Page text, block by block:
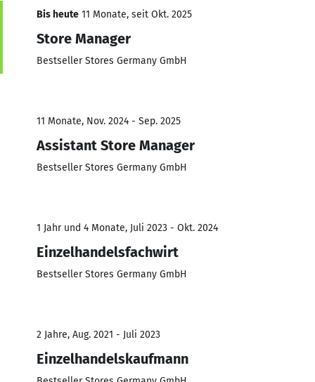
Bis heute 11 Monate, seit Okt. 2025
Store Manager
Bestseller Stores Germany GmbH
11 Monate, Nov. 2024 - Sep. 2025
Assistant Store Manager
Bestseller Stores Germany GmbH
1 Jahr und 4 Monate, Juli 2023 - Okt. 2024
Einzelhandelsfachwirt
Bestseller Stores Germany GmbH
2 Jahre, Aug. 2021 - Juli 2023
Einzelhandelskaufmann